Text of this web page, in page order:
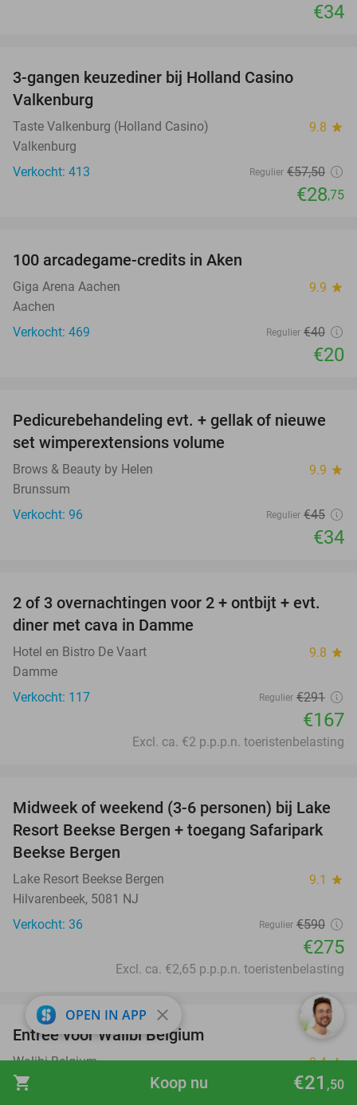
shopping_cart €21 ,50
Koop nu
€34
3-gangen keuzediner bij Holland Casino
Valkenburg
Taste Valkenburg (Holland Casino) 9.8 star
Valkenburg
Verkocht: 413
Regulier €57,50
€28,75
100 arcadegame-credits in Aken
Giga Arena Aachen 9.9 star
Aachen
Verkocht: 469
Regulier €40
€20
24%
Pedicurebehandeling evt. + gellak of nieuwe
set wimperextensions volume
Brows & Beauty by Helen 9.9 star
Brunssum
Verkocht: 96
Regulier €45
€34
43%
2 of 3 overnachtingen voor 2 + ontbijt + evt.
diner met cava in Damme
Hotel en Bistro De Vaart 9.8 star
Damme
Verkocht: 117
Regulier €291
€167
Excl. ca. €2 p.p.p.n. toeristenbelasting
53%
Midweek of weekend (3-6 personen) bij Lake
Resort Beekse Bergen + toegang Safaripark
Beekse Bergen
Lake Resort Beekse Bergen 9.1 star
Hilvarenbeek, 5081 NJ
Verkocht: 36
Regulier €590
€275
Excl. ca. €2,65 p.p.p.n. toeristenbelasting
35%
favorite_border
Entree voor Walibi Belgium
Walibi Belgium 9.4star
Wavre
OPEN IN APP close